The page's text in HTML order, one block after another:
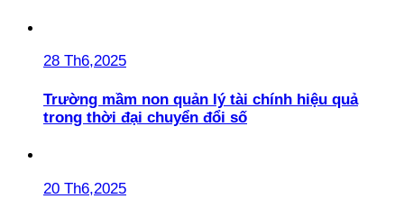
28 Th6,2025
Trường mầm non quản lý tài chính hiệu quả
trong thời đại chuyển đổi số
20 Th6,2025